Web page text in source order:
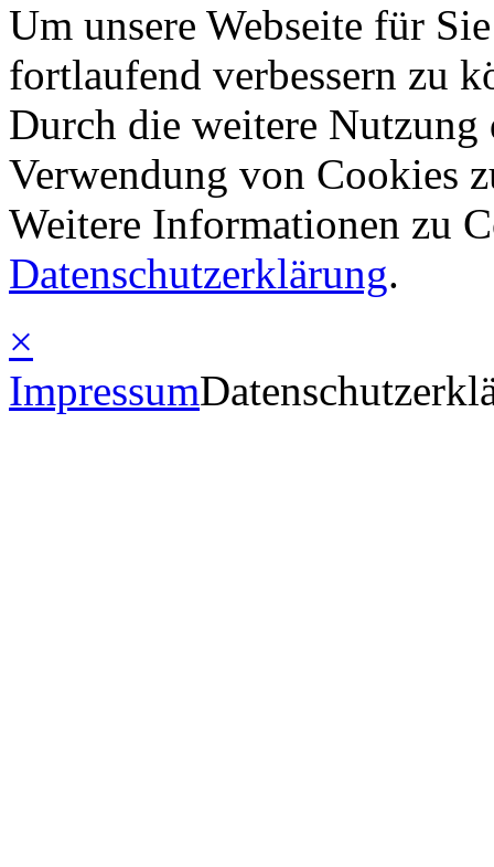
Um unsere Webseite für
fortlaufend verbessern zu
Durch die weitere Nutzung
Verwendung von Cookies
Weitere Informationen zu
Datenschutzerklärung.
×
Impressum